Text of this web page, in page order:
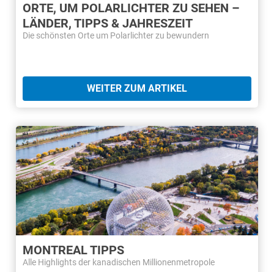
ORTE, UM POLARLICHTER ZU SEHEN –
LÄNDER, TIPPS & JAHRESZEIT
Die schönsten Orte um Polarlichter zu bewundern
WEITER ZUM ARTIKEL
MONTREAL TIPPS
Alle Highlights der kanadischen Millionenmetropole